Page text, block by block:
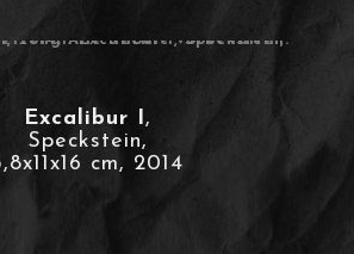
Excalibur I,
Speckstein,
cm, 2014